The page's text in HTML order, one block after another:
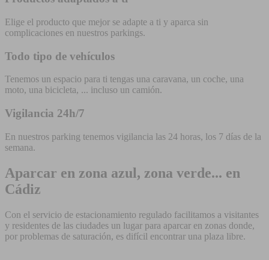
Elige el producto que mejor se adapte a ti y aparca sin
complicaciones en nuestros parkings.
Todo tipo de vehículos
Tenemos un espacio para ti tengas una caravana, un coche, una
moto, una bicicleta, ... incluso un camión.
Vigilancia 24h/7
En nuestros parking tenemos vigilancia las 24 horas, los 7 días de la
semana.
Aparcar en zona azul, zona verde... en
Cádiz
Con el servicio de estacionamiento regulado facilitamos a visitantes
y residentes de las ciudades un lugar para aparcar en zonas donde,
por problemas de saturación, es difícil encontrar una plaza libre.